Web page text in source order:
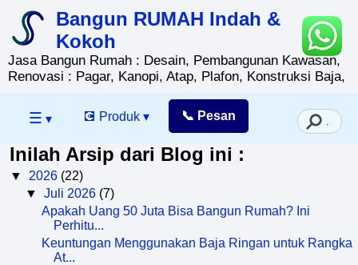
Bangun RUMAH Indah &
Kokoh
Jasa Bangun Rumah : Desain, Pembangunan Kawasan,
Renovasi : Pagar, Kanopi, Atap, Plafon, Konstruksi Baja,
☰ ▾ 💽 Produk ▾ 📞 Pesan
Inilah Arsip dari Blog ini :
▼ 2026 (22)
▼Juli 2026 (7)
Apakah Uang 50 Juta Bisa Bangun Rumah? Ini
Perhitu...
Keuntungan Menggunakan Baja Ringan untuk Rangka
At...